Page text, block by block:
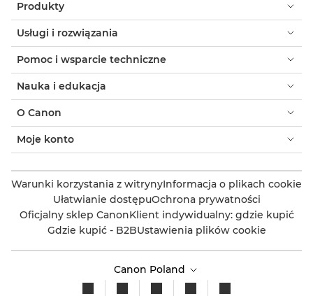
Produkty
Usługi i rozwiązania
Pomoc i wsparcie techniczne
Nauka i edukacja
O Canon
Moje konto
Warunki korzystania z witrynyInformacja o plikach cookie
Ułatwianie dostępuOchrona prywatności
Oficjalny sklep CanonKlient indywidualny: gdzie kupić
Gdzie kupić - B2BUstawienia plików cookie
Canon Poland